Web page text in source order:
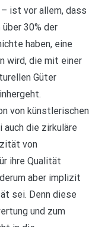
ist vor allem, dass
über 30% der
haben, eine
wird, die mit einer
Güter
von künstlerischen
die zirkuläre
von
ihre Qualität
aber implizit
sei. Denn diese
und zum